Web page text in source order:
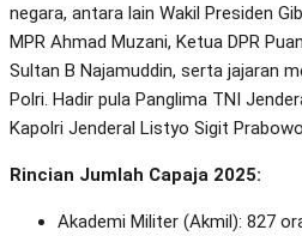
negara, antara lain Wakil Presiden
MPR Ahmad Muzani, Ketua DPR
Sultan B Najamuddin, serta jajaran
Polri. Hadir pula Panglima TNI
Kapolri Jenderal Listyo Sigit
Rincian Jumlah Capaja 2025:
Akademi Militer (Akmil): 827